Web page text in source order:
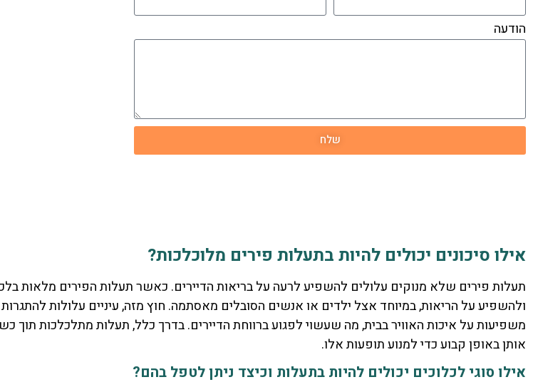
הודעה
שלח
אילו סיכונים יכולים להיות בתעלות פירים מלוכלכות?
תעלות פירים שלא מנוקים עלולים להשפיע לרעה על בריאות הדיירים. כאשר תעלות הפירים מלאות
ולהשפיע על הריאות, במיוחד אצל ילדים או אנשים הסובלים מאסתמה. חוץ מזה, עיניים עלולות
משפיעות על איכות האוויר בבית, מה שעשוי לפגוע ברווחת הדיירים. בדרך כלל, תעלות מתלכלכות תוך
אותן באופן קבוע כדי למנוע תופעות אלו.
אילו סוגי לכלוכים יכולים להיות בתעלות וכיצד ניתן לטפל בהם?